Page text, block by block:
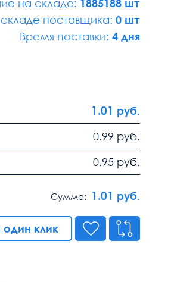
на складе: 1885188 шт
поставщика: 0 шт
Время поставки: 4 дня
1.01 руб.
0.99 руб.
0.95 руб.
Сумма: 1.01 руб.
один клик